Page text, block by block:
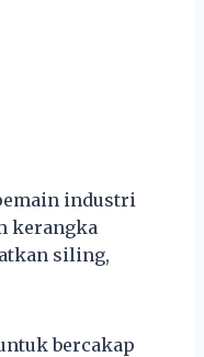
industri
kerangka
siling,
bercakap